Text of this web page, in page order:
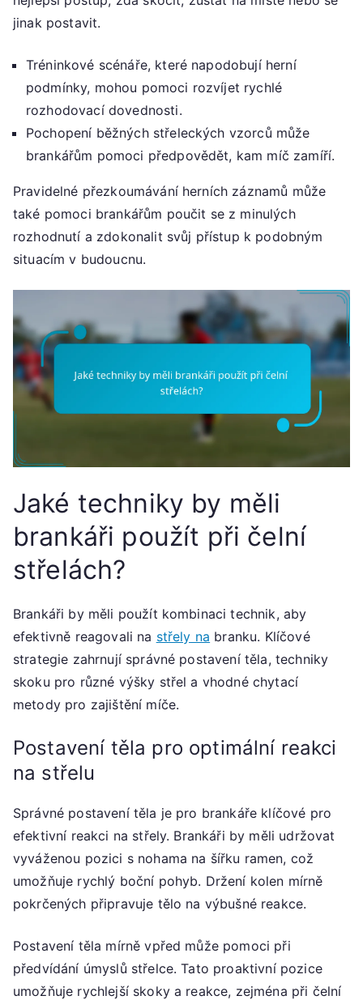
jinak postavit.
Tréninkové scénáře, které napodobují herní
podmínky, mohou pomoci rozvíjet rychlé
rozhodovací dovednosti.
Pochopení běžných střeleckých vzorců může
brankářům pomoci předpovědět, kam míč zamíří.
Pravidelné přezkoumávání herních záznamů může
také pomoci brankářům poučit se z minulých
rozhodnutí a zdokonalit svůj přístup k podobným
situacím v budoucnu.
Jaké techniky by měli
brankáři použít při čelní
střelách?
Brankáři by měli použít kombinaci technik, aby
efektivně reagovali na střely na branku. Klíčové
strategie zahrnují správné postavení těla, techniky
skoku pro různé výšky střel a vhodné chytací
metody pro zajištění míče.
Postavení těla pro optimální reakci
na střelu
Správné postavení těla je pro brankáře klíčové pro
efektivní reakci na střely. Brankáři by měli udržovat
vyváženou pozici s nohama na šířku ramen, což
umožňuje rychlý boční pohyb. Držení kolen mírně
pokrčených připravuje tělo na výbušné reakce.
Postavení těla mírně vpřed může pomoci při
předvídání úmyslů střelce. Tato proaktivní pozice
umožňuje rychlejší skoky a reakce, zejména při čelní